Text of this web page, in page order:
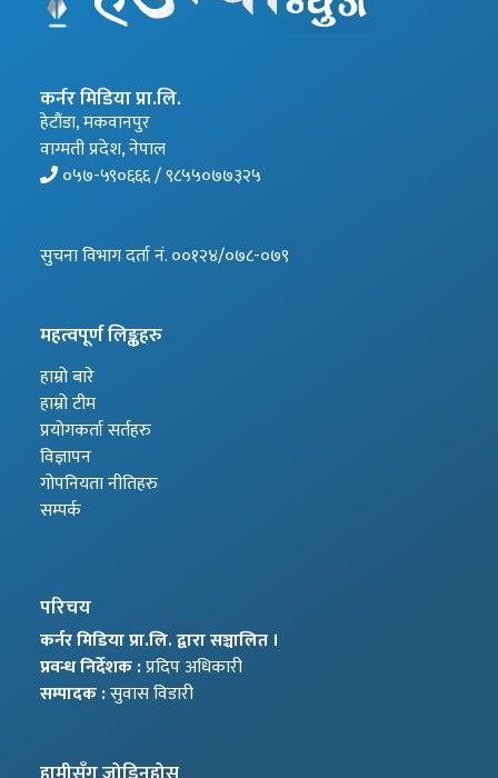
कर्नर मिडिया प्रा.लि.
हेटौंडा, मकवानपुर
वाग्मती प्रदेश, नेपाल
०५७-५९०६६६ / ९८५५०७७३२५
सुचना विभाग दर्ता नं. ००१२४/०७८-०७९
महत्वपूर्ण लिङ्कहरु
हाम्रो बारे
हाम्रो टीम
प्रयोगकर्ता सर्तहरु
विज्ञापन
गोपनियता नीतिहरु
सम्पर्क
परिचय
कर्नर मिडिया प्रा.लि. द्वारा सञ्चालित ।
प्रवन्ध निर्देशक :प्रदिप अधिकारी
सम्पादक :सुवास विडारी